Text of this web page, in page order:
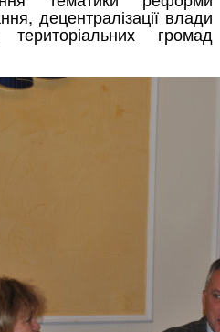
децентралізації влади
громад